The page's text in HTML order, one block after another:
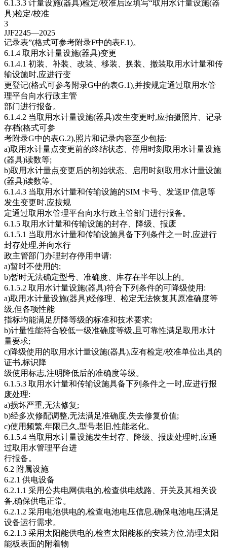
6.1.3.3 计量设施(器具)检定/校准后应填写“取用水计量设施(器
具)检定/校准
3
JJF2245—2025
记录表”(格式可参考附录F中的表F.1)。
6.1.4 取用水计量设施(器具)变更
6.1.4.1 初装、补装、改装、移装、换装、撤装取用水计量和传
输设施时,应进行变
更登记(格式可参考附录G中的表G.1),并按规定通过取用水管
理平台向水行政主管
部门进行报备。
6.1.4.2 当取用水计量设施(器具)发生变更时,应拍摄照片、记录
存档(格式可参
考附录G中的表G.2),照片和记录内容至少包括:
a)取用水计量点变更前的终结状态、停用时刻取用水计量设施
(器具)读数等;
b)取用水计量点变更后的初始状态、启用时刻取用水计量设施
(器具)读数等。
6.1.4.3 当取用水计量和传输设施的SIM 卡号、发送IP 信息等
发生变更时,应按规
定通过取用水管理平台向水行政主管部门进行报备。
6.1.5 取用水计量和传输设施的封存、降级、报废
6.1.5.1 当取用水计量和传输设施具备下列条件之一时,应进行
封存处理,并向水行
政主管部门办理封存停用申请:
a)暂时不使用的;
b)暂时无法确定型号、准确度、库存在半年以上的。
6.1.5.2 取用水计量设施(器具)符合下列条件的可降级使用:
a)取用水计量设施(器具)经修理、检定无法恢复其原准确度等
级,但各项性能
指标均能满足所降等级的标准和技术要求;
b)计量性能符合较低一级准确度等级,且可靠性满足取用水计
量要求;
c)降级使用的取用水计量设施(器具),应有检定/校准单位出具的
证书,标识降
级使用标志,注明降低后的准确度等级。
6.1.5.3 取用水计量和传输设施具备下列条件之一时,应进行报
废处理:
a)损坏严重,无法修复;
b)经多次修配调整,无法满足准确度,失去修复价值;
c)使用频繁,年限已久,型号老旧,性能老化。
6.1.5.4 当取用水计量设施发生封存、降级、报废处理时,应通
过取用水管理平台进
行报备。
6.2 附属设施
6.2.1 供电设备
6.2.1.1 采用公共电网供电的,检查供电线路、开关及其相关设
备,确保供电正常。
6.2.1.2 采用电池供电的,检查电池电压信息,确保电池电压满足
设备运行需求。
6.2.1.3 采用太阳能供电的,检查太阳能板的安装方位,清理太阳
能板表面的附着物